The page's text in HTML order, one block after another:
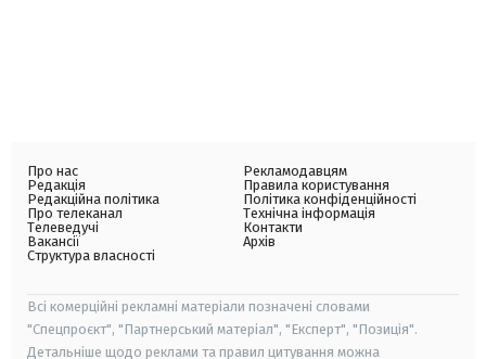
Про нас
Редакція
Редакційна політика
Про телеканал
Телеведучі
Вакансії
Структура власності
Рекламодавцям
Правила користування
Політика конфіденційності
Технічна інформація
Контакти
Архів
Всі комерційні рекламні матеріали позначені словами
"Спецпроєкт", "Партнерський матеріал", "Експерт", "Позиція".
Детальніше щодо реклами та правил цитування можна